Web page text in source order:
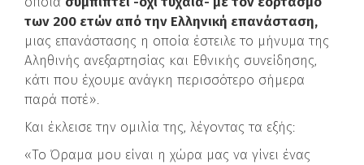
των 200 ετών από την Ελληνική επανάσταση,
μιας επανάστασης η οποία έστειλε το μήνυμα της
Αληθινής ανεξαρτησίας και Εθνικής συνείδησης,
κάτι που έχουμε ανάγκη περισσότερο σήμερα
παρά ποτέ».
Και έκλεισε την ομιλία της, λέγοντας τα εξής:
«Το Όραμα μου είναι η χώρα μας να γίνει ένας